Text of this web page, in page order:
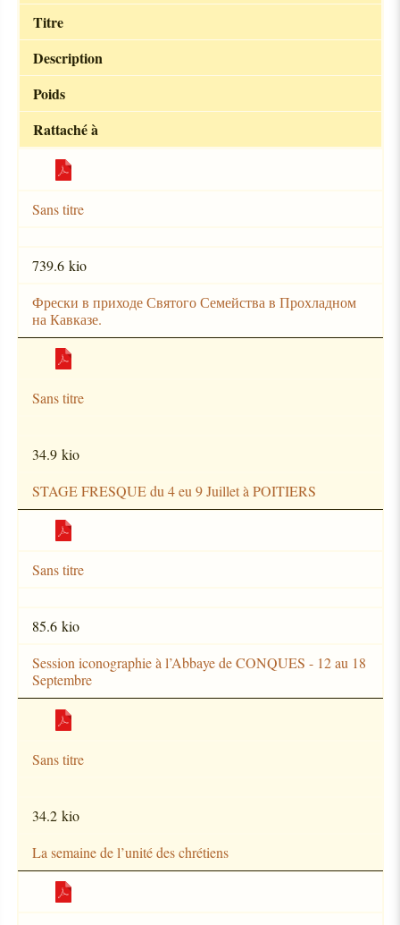
Titre
Description
Poids
Rattaché à
Sans titre
739.6 kio
Фрески в приходе Святого Семейства в Прохладном
на Кавказе.
Sans titre
34.9 kio
STAGE FRESQUE du 4 eu 9 Juillet à POITIERS
Sans titre
85.6 kio
Session iconographie à l’Abbaye de CONQUES - 12 au 18
Septembre
Sans titre
34.2 kio
La semaine de l’unité des chrétiens